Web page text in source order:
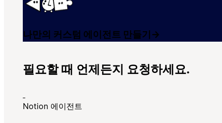
나만의 커스텀 에이전트 만들기 →
필요할 때 언제든지 요청하세요.
Notion 에이전트